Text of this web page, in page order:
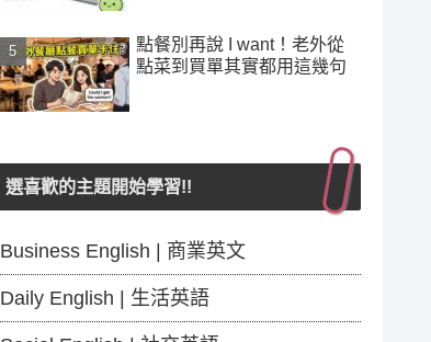
點餐別再說 I want！老外從
點菜到買單其實都用這幾句
選喜歡的主題開始學習!!
Business English | 商業英文
Daily English | 生活英語